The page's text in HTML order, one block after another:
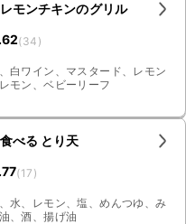
モンチキンのグリル
(34 )
白ワイン、マスタード、レモン
モン、ベビーリーフ
べる とり天
(17 )
水、レモン、塩、めんつゆ、み
、酒、揚げ油